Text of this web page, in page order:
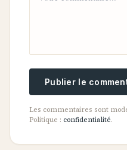
Publier le
Les commentaires sont
Politique : confidentialité.